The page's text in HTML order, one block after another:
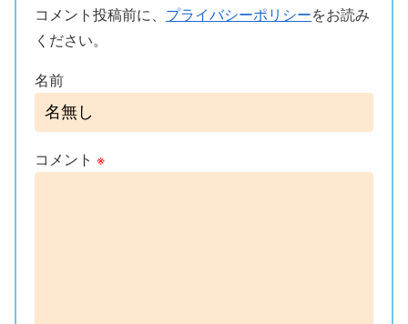
コメント投稿前に、 プライバシーポリシーをお読み
ください。
名前
コメント ※